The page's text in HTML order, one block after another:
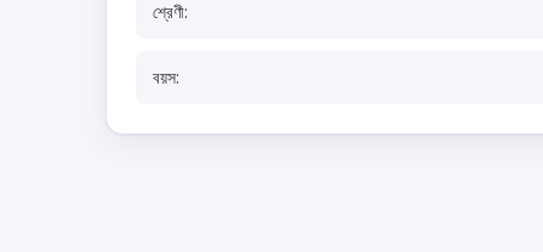
শ্রেণী:
বয়স: